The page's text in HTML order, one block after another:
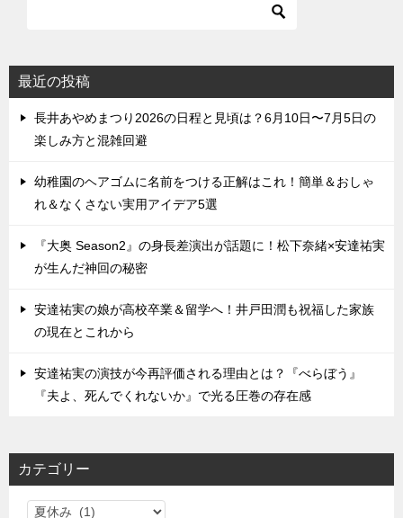
最近の投稿
長井あやめまつり2026の日程と見頃は？6月10日〜7月5日の
楽しみ方と混雑回避
幼稚園のヘアゴムに名前をつける正解はこれ！簡単＆おしゃ
れ＆なくさない実用アイデア5選
『大奥 Season2』の身長差演出が話題に！松下奈緒×安達祐実
が生んだ神回の秘密
安達祐実の娘が高校卒業＆留学へ！井戸田潤も祝福した家族
の現在とこれから
安達祐実の演技が今再評価される理由とは？『べらぼう』
『夫よ、死んでくれないか』で光る圧巻の存在感
カテゴリー
カ